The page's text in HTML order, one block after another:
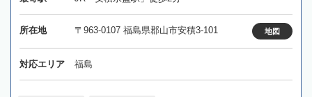
所在地 〒963-0107 福島県郡山市安積3-101 地図
対応エリア 福島